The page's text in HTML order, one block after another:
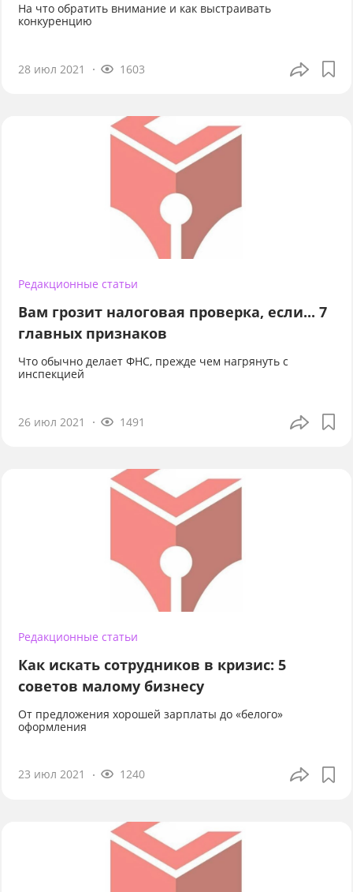
На что обратить внимание и как выстраивать
конкуренцию
28 июл 2021 1603
Редакционные статьи
Вам грозит налоговая проверка, если... 7
главных признаков
Что обычно делает ФНС, прежде чем нагрянуть с
инспекцией
26 июл 2021 1491
Редакционные статьи
Как искать сотрудников в кризис: 5
советов малому бизнесу
От предложения хорошей зарплаты до «белого»
оформления
23 июл 2021 1240